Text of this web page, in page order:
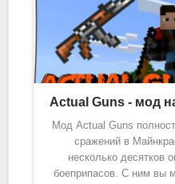
Мод Actual Guns
сражений в
несколько десятков
боеприпасов. С ним вы